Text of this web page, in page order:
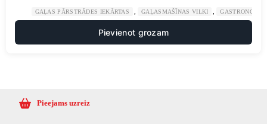
GAĻAS PĀRSTRĀDES IEKĀRTAS GAĻASMAŠĪNAS VILKI
Pievienot grozam
Pieejams uzreiz